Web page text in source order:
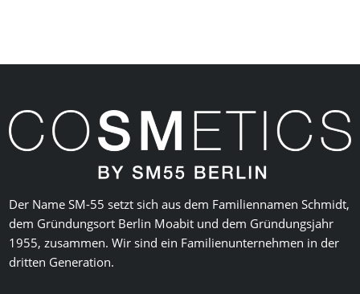
Der Name SM-55 setzt sich aus dem Familiennamen Schmidt,
dem Gründungsort Berlin Moabit und dem Gründungsjahr
1955, zusammen. Wir sind ein Familienunternehmen in der
dritten Generation.